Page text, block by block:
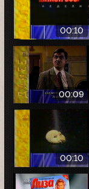
00:10
00:09
00:10